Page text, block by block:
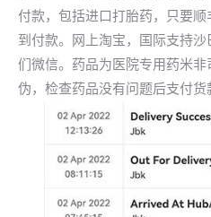
付款，包括进口打胎药，只要
到付款。网上淘宝，国际支持
们微信。药品为医院专用药米
伪，检查药品没有问题后支付货